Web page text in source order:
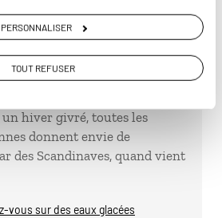
PERSONNALISER
TOUT REFUSERsur des eaux
un hiver givré, toutes les
donnent envie de
des Scandinaves, quand vient
vous sur des eaux glacées